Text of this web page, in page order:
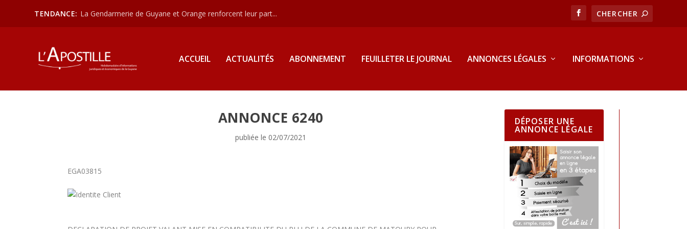
TENDANCE: La Gendarmerie de Guyane et Orange renforcent leur part...
ACCUEIL ACTUALITÉS ABONNEMENT FEUILLETER LE JOURNAL ANNONCES LÉGALES INFORMATIONS
ANNONCE 6240
publiée le 02/07/2021
EGA03815
DÉPOSER UNE
ANNONCE LÉGALE